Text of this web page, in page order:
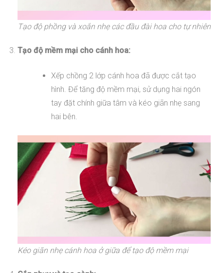
Tạo độ phồng và xoắn nhẹ các đầu đài hoa cho tự nhiên
Tạo độ mềm mại cho cánh hoa:
Xếp chồng 2 lớp cánh hoa đã được cắt tạo
hình. Để tăng độ mềm mại, sử dụng hai ngón
tay đặt chính giữa tâm và kéo giãn nhẹ sang
hai bên.
Kéo giãn nhẹ cánh hoa ở giữa để tạo độ mềm mại